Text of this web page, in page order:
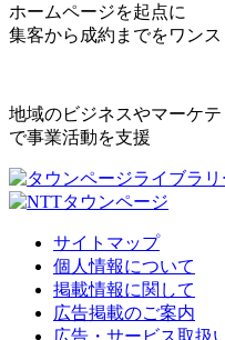
ホームページを起点に
集客から成約までをワン
地域のビジネスやマーケ
で事業活動を支援
サイトマップ
個人情報について
掲載情報に関して
広告掲載のご案内
広告・サービス取扱